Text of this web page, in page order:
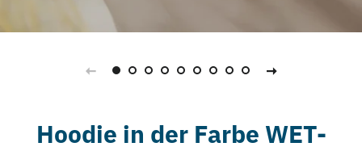
Hoodie in der Farbe WET-